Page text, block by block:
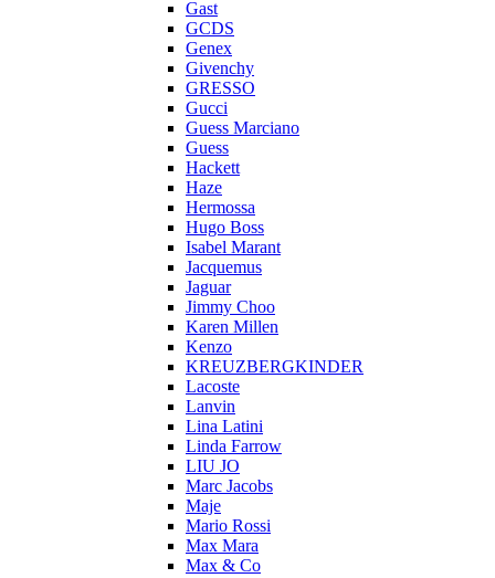
Gast
GCDS
Genex
Givenchy
GRESSO
Gucci
Guess Marciano
Guess
Hackett
Haze
Hermossa
Hugo Boss
Isabel Marant
Jacquemus
Jaguar
Jimmy Choo
Karen Millen
Kenzo
KREUZBERGKINDER
Lacoste
Lanvin
Lina Latini
Linda Farrow
LIU JO
Marc Jacobs
Maje
Mario Rossi
Max Mara
Max & Co